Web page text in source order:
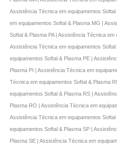
Assistência Técnica em equipamentos
em equipamentos Softal & Plasma MG |
Softal & Plasma PA | Assistência Técnica em
Assistência Técnica em equipamentos
equipamentos Softal & Plasma PE |
Plasma PI | Assistência Técnica em
Técnica em equipamentos Softal & Plasma
equipamentos Softal & Plasma RS |
Plasma RO | Assistência Técnica em
Assistência Técnica em equipamentos
equipamentos Softal & Plasma SP |
Plasma SE | Assistência Técnica em